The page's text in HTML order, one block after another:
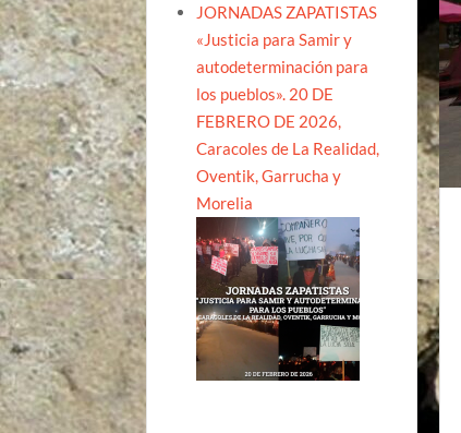
JORNADAS ZAPATISTAS
«Justicia para Samir y
autodeterminación para
los pueblos». 20 DE
FEBRERO DE 2026,
Caracoles de La Realidad,
Oventik, Garrucha y
Morelia